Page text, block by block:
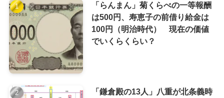
「らんまん」菊くらべの一等報酬
は500円、寿恵子の前借り給金は
100円（明治時代） 現在の価値
でいくらくらい？
「鎌倉殿の13人」八重が北条義時